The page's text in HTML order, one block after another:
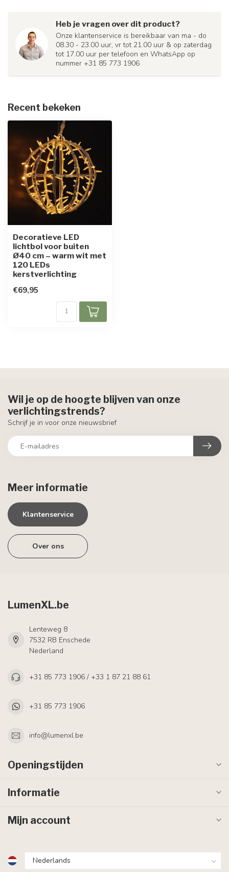
Heb je vragen over dit product?
Onze klantenservice is bereikbaar van ma - do
08.30 - 23.00 uur, vr tot 21.00 uur & op zaterdag
tot 17.00 uur per telefoon en WhatsApp op
nummer +31 85 773 1906
Recent bekeken
Decoratieve LED
lichtbol voor buiten
Ø40 cm – warm wit met
120 LEDs
kerstverlichting
€69,95
Meer informatie
Klantenservice
Over ons
Wil je op de hoogte blijven van onze
verlichtingstrends?
Schrijf je in voor onze nieuwsbrief
LumenXL.be
Lenteweg 8
7532 RB Enschede
Nederland
+31 85 773 1906 / +33 1 87 21 88 61
+31 85 773 1906
info@lumenxl.be
Openingstijden
Informatie
Mijn account